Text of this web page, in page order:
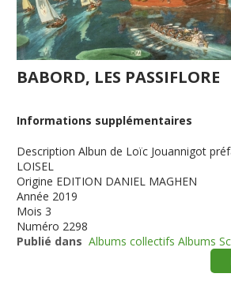
BABORD, LES PASSIFLORE
Informations supplémentaires
Description Albun de Loïc Jouannigot
LOISEL
Origine EDITION DANIEL MAGHEN
Année 2019
Mois 3
Numéro 2298
Publié dans Albums collectifs Albums